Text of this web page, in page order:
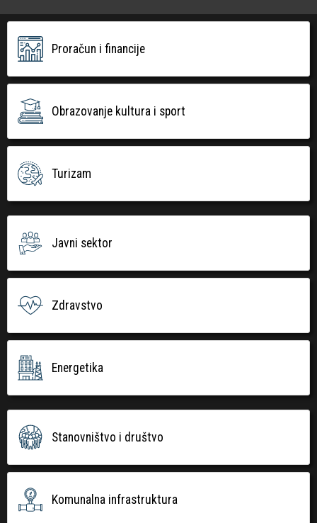
Proračun i financije
Obrazovanje kultura i sport
Turizam
Javni sektor
Zdravstvo
Energetika
Stanovništvo i društvo
Komunalna infrastruktura